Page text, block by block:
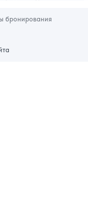
бронирования